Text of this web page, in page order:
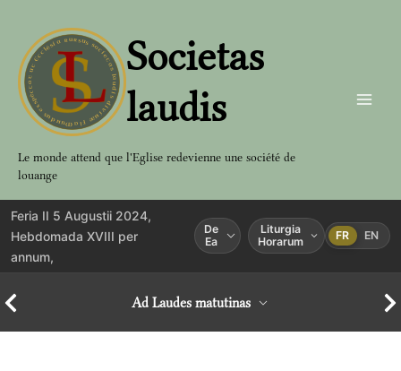
contenu
Societas
laudis
Le monde attend que l'Eglise redevienne une société de
louange
Feria II 5 Augustii 2024,
Hebdomada XVIII per
annum,
De
Ea
Liturgia
Horarum
FR EN
Ad Laudes matutinas